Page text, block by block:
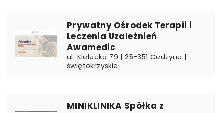
Prywatny Ośrodek Terapii i
Leczenia Uzależnień
Awamedic
ul. Kielecka 79 | 25-351 Cedzyna |
świętokrzyskie
MINIKLINIKA Spółka z